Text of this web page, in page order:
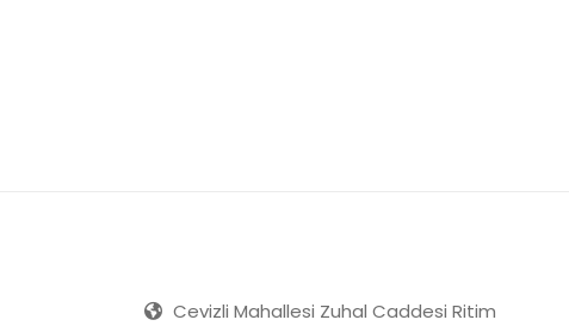
Cevizli Mahallesi Zuhal Caddesi Ritim